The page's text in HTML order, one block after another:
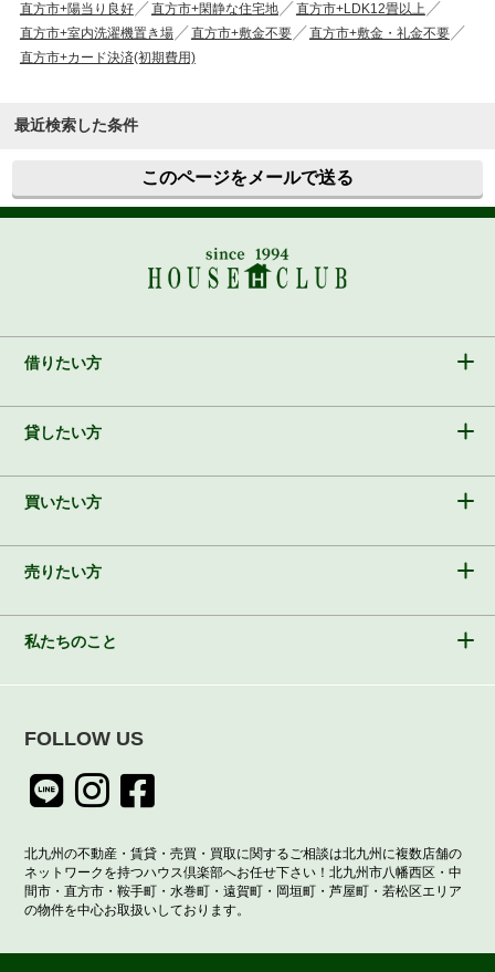
直方市+陽当り良好
直方市+閑静な住宅地
直方市+LDK12畳以上
直方市+室内洗濯機置き場
直方市+敷金不要
直方市+敷金・礼金不要
直方市+カード決済(初期費用)
最近検索した条件
このページをメールで送る
借りたい方
貸したい方
買いたい方
売りたい方
私たちのこと
FOLLOW US
北九州の不動産・賃貸・売買・買取に関するご相談は北九州に複数店舗の
ネットワークを持つハウス倶楽部へお任せ下さい！北九州市八幡西区・中
間市・直方市・鞍手町・水巻町・遠賀町・岡垣町・芦屋町・若松区エリア
の物件を中心お取扱いしております。